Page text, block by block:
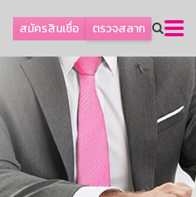
สมัครสินเชื่อ ตรวจสลาก